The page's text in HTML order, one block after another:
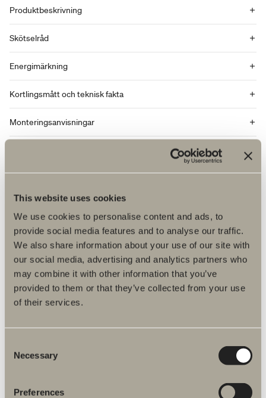
This website uses cookies
We use cookies to personalise content and ads, to
provide social media features and to analyse our traffic.
We also share information about your use of our site with
our social media, advertising and analytics partners who
may combine it with other information that you’ve
provided to them or that they’ve collected from your use
of their services.
Selection
Necessary
Preferences
Produktbeskrivning
Skötselråd
Energimärkning
Kortlingsmått och teknisk fakta
Monteringsanvisningar
Du kanske är intresserad av
Minimalistisk spegel med ett stämningsfullt Gloria-ljus.